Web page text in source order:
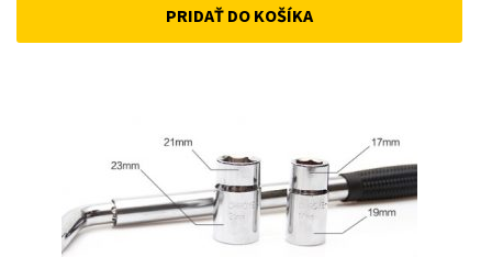
was: is:
PRIDAŤ DO KOŠÍKA